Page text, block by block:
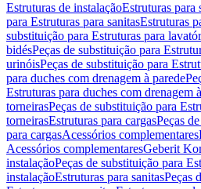
Estruturas de instalaçãoEstruturas para
para Estruturas para sanitasEstruturas
substituição para Estruturas para
bidésPeças de substituição para
urinóisPeças de substituição para
para duches com drenagem à parede
Estruturas para duches com drenagem
torneirasPeças de substituição para
torneirasEstruturas para cargasPeças
para cargasAcessórios complementares
Acessórios complementaresGeberit
instalaçãoPeças de substituição para
instalaçãoEstruturas para sanitasPeças